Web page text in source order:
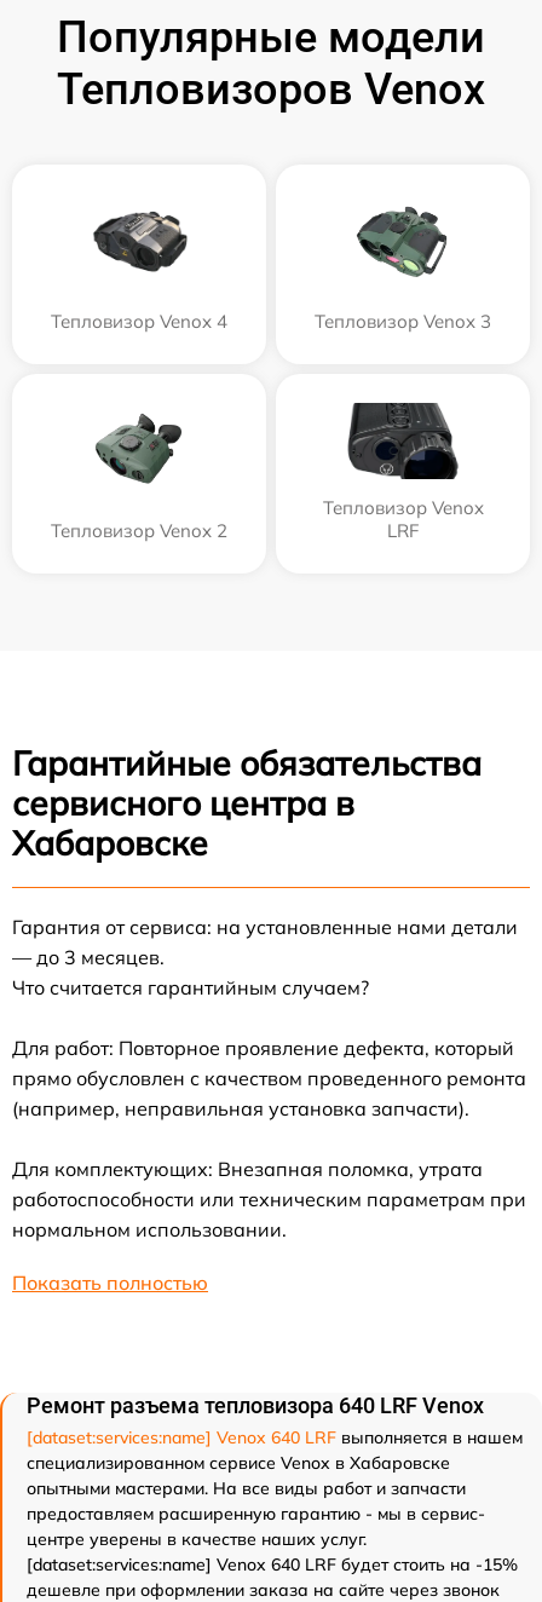
Популярные модели
Тепловизоров Venox
Тепловизор Venox 4 Тепловизор Venox 3
Тепловизор Venox 2
Тепловизор Venox
LRF
Гарантийные обязательства
сервисного центра в
Хабаровске
Гарантия от сервиса: на установленные нами детали
— до 3 месяцев.
Что считается гарантийным случаем?
Для работ: Повторное проявление дефекта, который
прямо обусловлен с качеством проведенного ремонта
(например, неправильная установка запчасти).
Для комплектующих: Внезапная поломка, утрата
работоспособности или техническим параметрам при
нормальном использовании.
Показать полностью
Ремонт разъема тепловизора 640 LRF Venox
[dataset:services:name] Venox 640 LRF выполняется в нашем
специализированном сервисе Venox в Хабаровске
опытными мастерами. На все виды работ и запчасти
предоставляем расширенную гарантию - мы в сервис-
центре уверены в качестве наших услуг.
[dataset:services:name] Venox 640 LRF будет стоить на -15%
дешевле при оформлении заказа на сайте через звонок